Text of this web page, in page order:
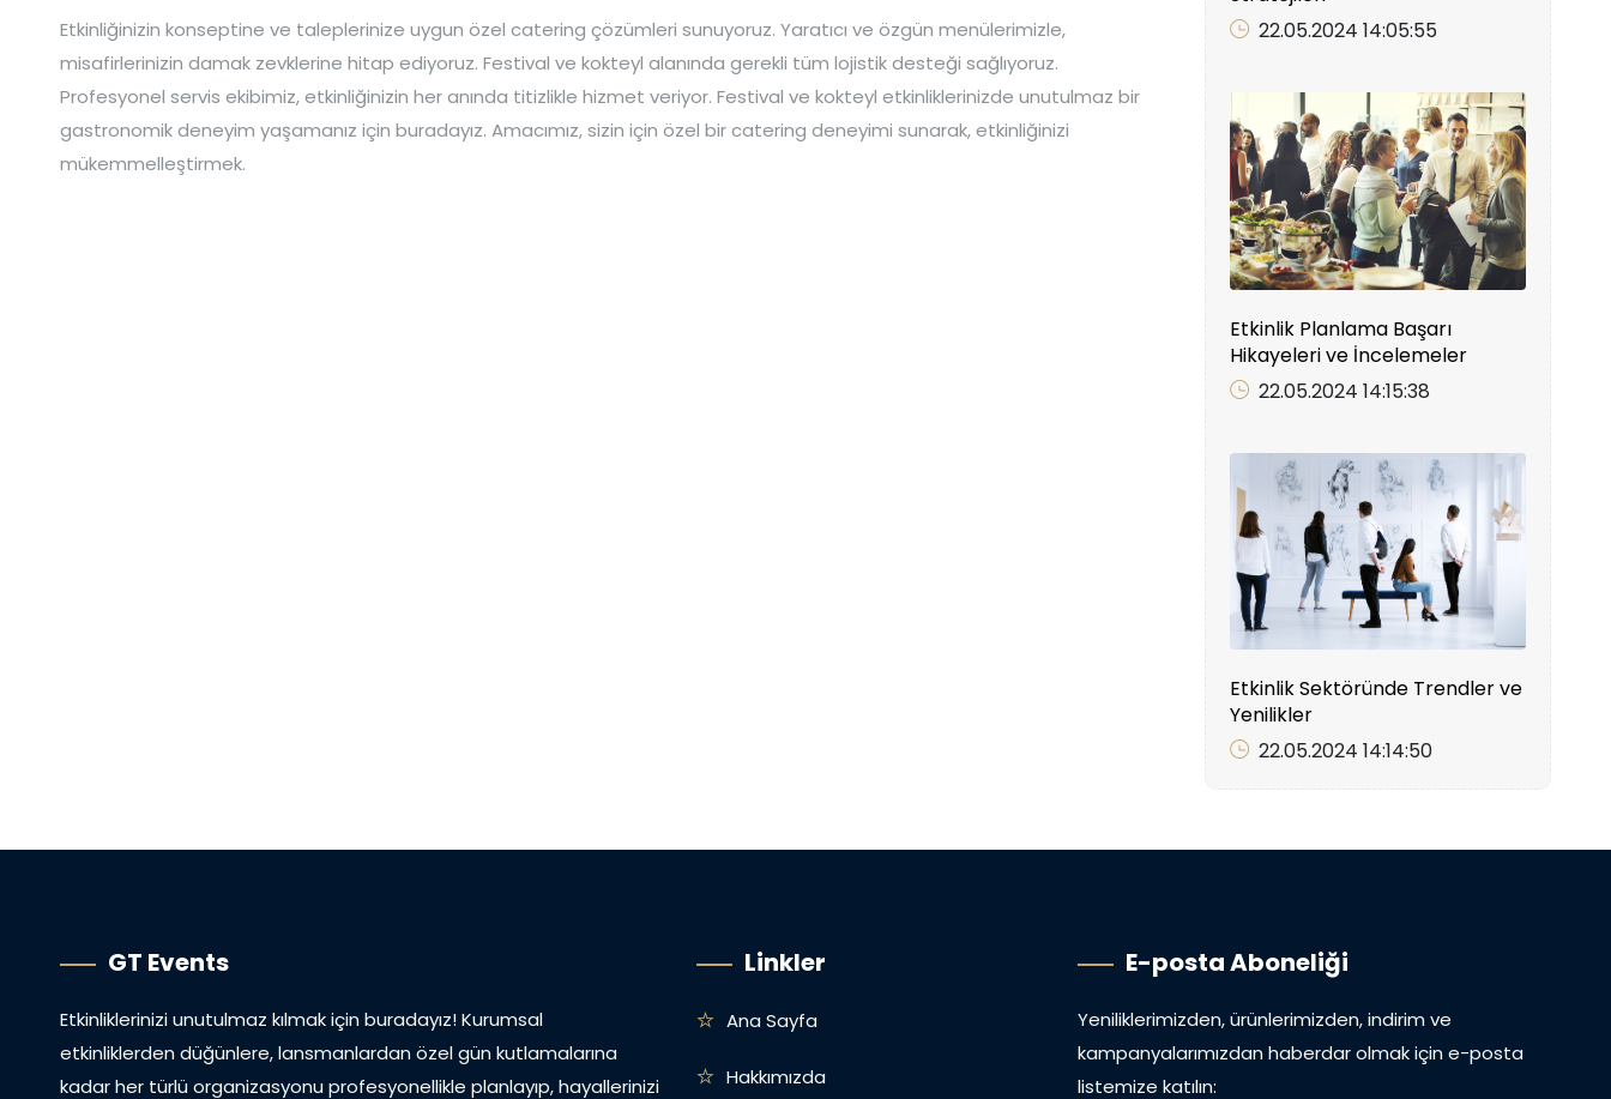
Etkinliğinizin konseptine ve taleplerinize uygun özel catering çözümleri sunuyoruz. Yaratıcı ve özgün menülerimizle,
misafirlerinizin damak zevklerine hitap ediyoruz. Festival ve kokteyl alanında gerekli tüm lojistik desteği sağlıyoruz.
Profesyonel servis ekibimiz, etkinliğinizin her anında titizlikle hizmet veriyor. Festival ve kokteyl etkinliklerinizde unutulmaz bir
gastronomik deneyim yaşamanız için buradayız. Amacımız, sizin için özel bir catering deneyimi sunarak, etkinliğinizi
mükemmelleştirmek.
22.05.2024 14:05:55
Etkinlik Planlama Başarı
Hikayeleri ve İncelemeler
22.05.2024 14:15:38
Etkinlik Sektöründe Trendler ve
Yenilikler
22.05.2024 14:14:50
GT Events
Etkinliklerinizi unutulmaz kılmak için buradayız! Kurumsal
etkinliklerden düğünlere, lansmanlardan özel gün kutlamalarına
kadar her türlü organizasyonu profesyonellikle planlayıp, hayallerinizi
Linkler
Ana Sayfa
Hakkımızda
E-posta Aboneliği
Yeniliklerimizden, ürünlerimizden, indirim ve
kampanyalarımızdan haberdar olmak için e-posta
listemize katılın: